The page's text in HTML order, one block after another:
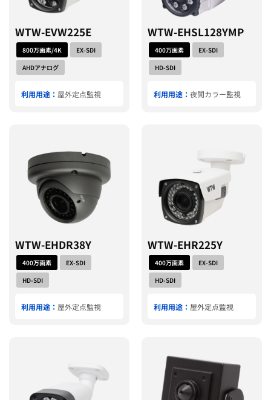
WTW-EVW225E
800万画素/4K
EX-SDI
AHDアナログ
利用用途： 屋外定点監視
WTW-EHSL128YMP
400万画素
EX-SDI
HD-SDI
利用用途： 夜間カラー監視
WTW-EHDR38Y
400万画素
EX-SDI
HD-SDI
利用用途： 屋外定点監視
WTW-EHR225Y
400万画素
EX-SDI
HD-SDI
利用用途： 屋外定点監視